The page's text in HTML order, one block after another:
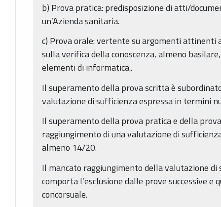
b) Prova pratica: predisposizione di atti/
un’Azienda sanitaria.
c) Prova orale: vertente su argomenti attinenti
sulla verifica della conoscenza, almeno
elementi di informatica..
Il superamento della prova scritta è
valutazione di sufficienza espressa in termini
Il superamento della prova pratica e della
raggiungimento di una valutazione di
almeno 14/20.
Il mancato raggiungimento della valutazione
comporta l’esclusione dalle prove successive e
concorsuale.